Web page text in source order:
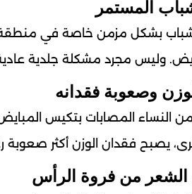
بشكل مزمن خاصة في منطقة
وليس مجرد مشكلة جلدية
من النساء المصابات بتكيس
يصبح فقدان الوزن أكثر صعوبة